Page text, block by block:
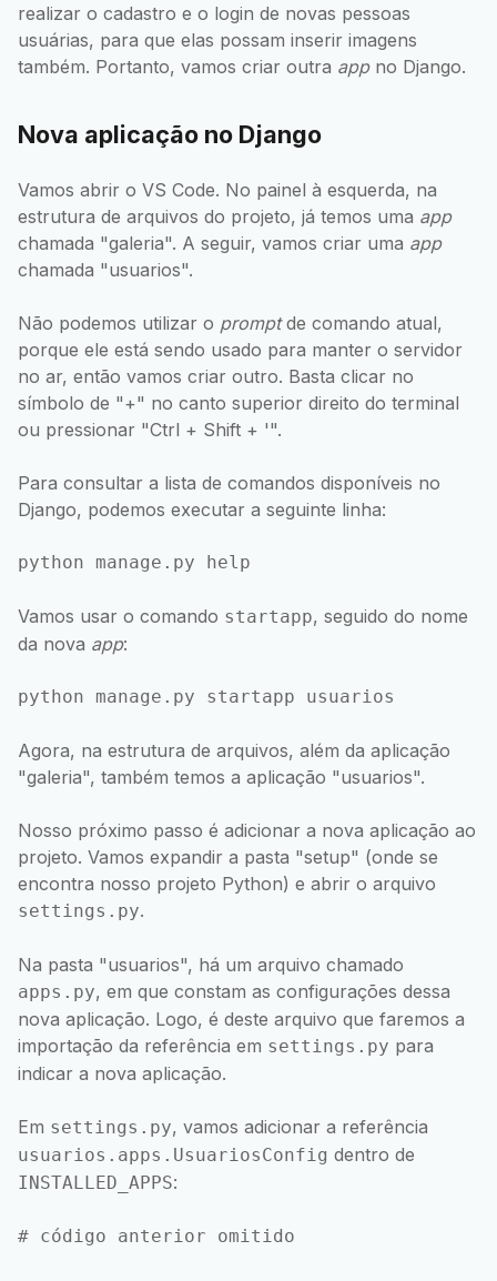
realizar o cadastro e o login de novas pessoas
usuárias, para que elas possam inserir imagens
também. Portanto, vamos criar outra appno Django.
Nova aplicação no Django
Vamos abrir o VS Code. No painel à esquerda, na
estrutura de arquivos do projeto, já temos uma app
chamada "galeria". A seguir, vamos criar uma app
chamada "usuarios".
Não podemos utilizar o promptde comando atual,
porque ele está sendo usado para manter o servidor
no ar, então vamos criar outro. Basta clicar no
símbolo de "+" no canto superior direito do terminal
ou pressionar "Ctrl + Shift + '".
Para consultar a lista de comandos disponíveis no
Django, podemos executar a seguinte linha:
python manage.py help
Vamos usar o comando startapp, seguido do nome
da nova app:
python manage.py startapp usuarios
Agora, na estrutura de arquivos, além da aplicação
"galeria", também temos a aplicação "usuarios".
Nosso próximo passo é adicionar a nova aplicação ao
projeto. Vamos expandir a pasta "setup" (onde se
encontra nosso projeto Python) e abrir o arquivo
settings.py.
Na pasta "usuarios", há um arquivo chamado
apps.py, em que constam as configurações dessa
nova aplicação. Logo, é deste arquivo que faremos a
importação da referência em settings.py para
indicar a nova aplicação.
Em settings.py, vamos adicionar a referência
usuarios.apps.UsuariosConfig dentro de
INSTALLED_APPS:
# código anterior omitido